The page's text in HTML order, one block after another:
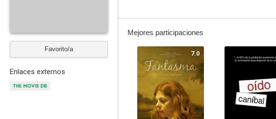
Favorito/a
Enlaces externos
Mejores participaciones
7.0